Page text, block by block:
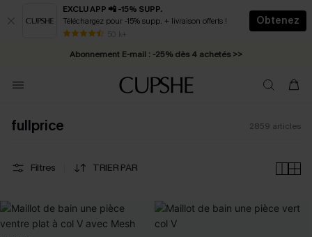
EXCLU APP 📲 -15% SUPP.
Téléchargez pour -15% supp. + livraison offerts !
50 k+
Obtenez
* Livraison éclair 2-3 jours ouvrés >>
Abonnement E-mail : -25% dès 4 achetés >>
fullprice 2859 articles
Filtres TRIER PAR